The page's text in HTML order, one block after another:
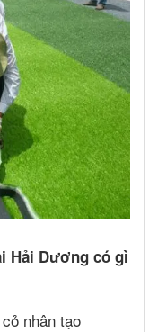
Hải Dương có gì
nhân tạo